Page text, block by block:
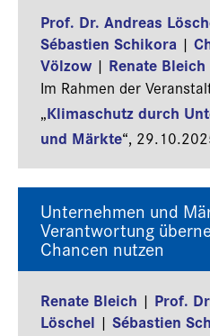
Prof. Dr. Andreas
Sébastien Schikora |
Völzow | Renate Bleich
Im Rahmen der
„Klimaschutz durch
und Märkte“,
Unternehmen und
Verantwortung
Chancen nutzen
Renate Bleich | Prof.
Löschel | Sébastien